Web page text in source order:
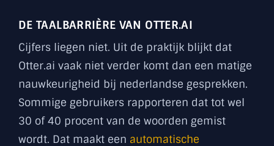
DE TAALBARRIÈRE VAN OTTER.AI
Cijfers liegen niet. Uit de praktijk blijkt dat
Otter.ai vaak niet verder komt dan een matige
nauwkeurigheid bij nederlandse gesprekken.
Sommige gebruikers rapporteren dat tot wel
30 of 40 procent van de woorden gemist
wordt. Dat maakt een automatische